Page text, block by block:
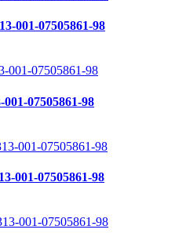
07505861-98
07505861-98
07505861-98